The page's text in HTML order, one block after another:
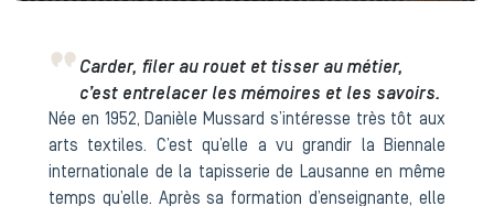
Carder, filer au rouet et tisser au métier,
c’est entrelacer les mémoires et les savoirs.
Née en 1952, Danièle Mussard s’intéresse très tôt aux
arts textiles. C’est qu’elle a vu grandir la Biennale
internationale de la tapisserie de Lausanne en même
temps qu’elle. Après sa formation d’enseignante, elle